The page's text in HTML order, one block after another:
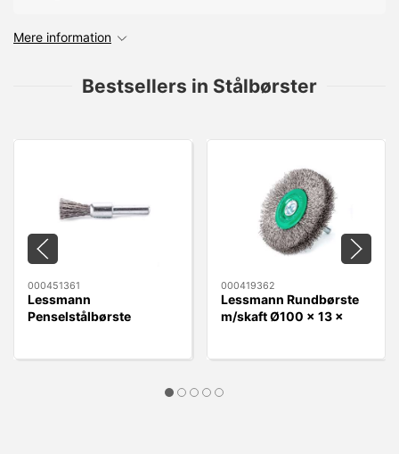
Mere information
Bestsellers in Stålbørster
000451361
Lessmann
Penselstålbørste
000419362
Lessmann Rundbørste
m/skaft Ø100 x 13 x